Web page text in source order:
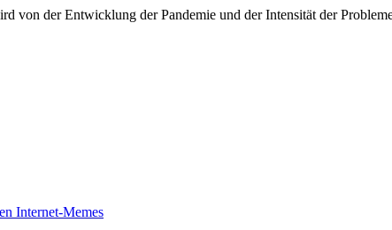
von der Entwicklung der Pandemie und der Intensität der
Internet-Memes